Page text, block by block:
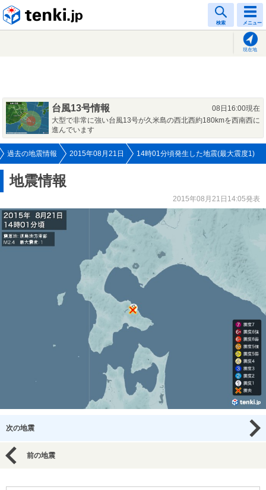
検索 メニュー
現在地
台風13号情報
08日16:00現在
大型で非常に強い台風13号が久米島の西北西約180kmを西南西に
進んでいます
過去の地震情報 2015年08月21日 14時01分頃発生した地震(最大震度1)
地震情報
2015年08月21日14:05発表
次の地震
前の地震